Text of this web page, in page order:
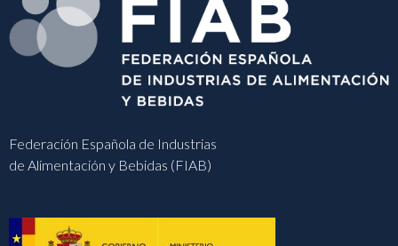
Federación Española de Industrias
de Alimentación y Bebidas (FIAB)